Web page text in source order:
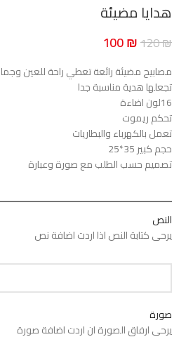
هدايا مضيئة
120₪
100₪
مصابيح مضيئة رائعة تعطي راحة للعين
تجعلها هدية مناسبة جدا
16لون اضاءة
تحكم ريموت
تعمل بالكهرباء والبطاريات
حجم كبير 35*25
تصميم حسب الطلب مع صورة وعبارة
النص
يرحى كتابة النص اذا اردت اضافة نص
صورة
يرحى ارفاق الصورة ان اردت اضافة صورة